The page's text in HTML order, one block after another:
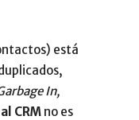
está
In,
CRM no es